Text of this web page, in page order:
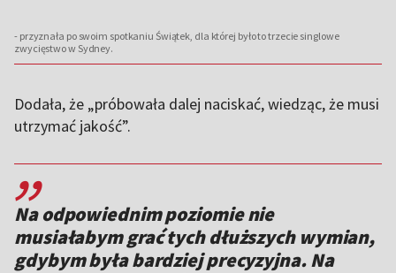
- przyznała po swoim spotkaniu Świątek, dla której było to trzecie singlowe
zwycięstwo w Sydney.
Dodała, że „próbowała dalej naciskać, wiedząc, że musi
utrzymać jakość”.
,,
Na odpowiednim poziomie nie
musiałabym grać tych dłuższych wymian,
gdybym była bardziej precyzyjna. Na